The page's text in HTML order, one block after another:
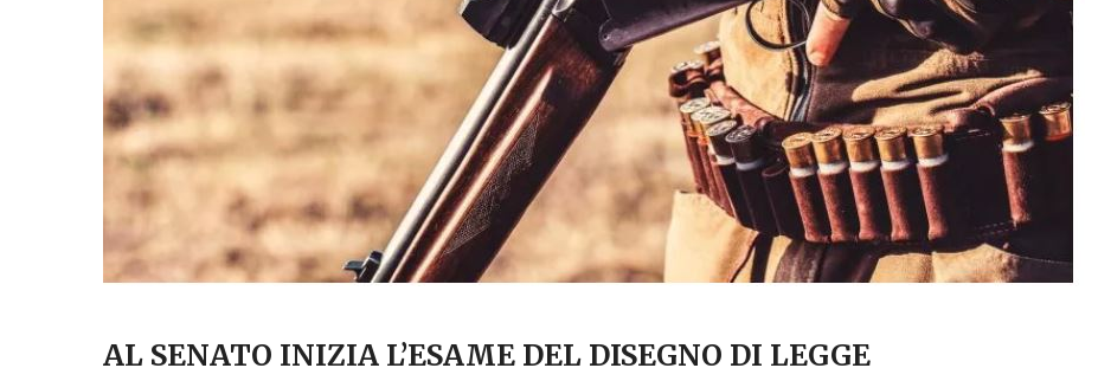
AL SENATO INIZIA L’ESAME DEL DISEGNO DI LEGGE